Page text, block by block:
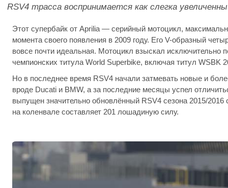
RSV4 трасса воспринимается как слегка
Этот супербайк от Aprilia — серийный мотоцикл,
момента своего появления в 2009 году. Его V-образный
вовсе почти идеальная. Мотоцикл взыскал исключительно
чемпионских титула World Superbike, включая титул WSBK
Но в последнее время RSV4 начали затмевать новые и
вроде Ducati и BMW, а за последние месяцы успел
выпущен значительно обновлённый RSV4 сезона 2015/
на коленвале составляет 201 лошадиную силу.